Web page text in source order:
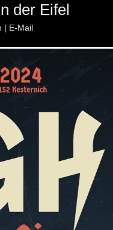
der Eifel
| E-Mail